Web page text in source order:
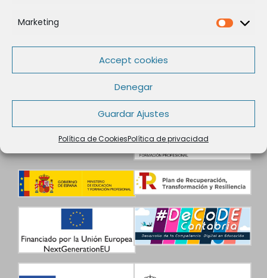
Marketing
Accept cookies
Denegar
Guardar Ajustes
Política de CookiesPolítica de privacidad
Política de privacidad
Condiciones de contratación
Datos de Contacto